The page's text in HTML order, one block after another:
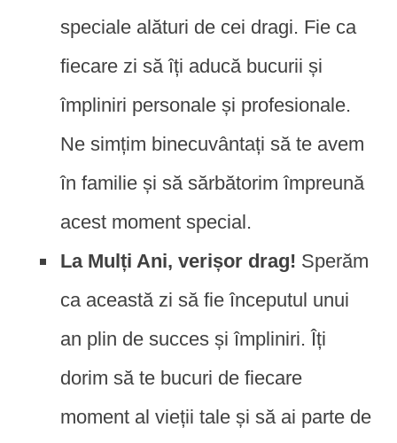
speciale alături de cei dragi. Fie ca
fiecare zi să îți aducă bucurii și
împliniri personale și profesionale.
Ne simțim binecuvântați să te avem
în familie și să sărbătorim împreună
acest moment special.
La Mulți Ani, verișor drag! Sperăm
ca această zi să fie începutul unui
an plin de succes și împliniri. Îți
dorim să te bucuri de fiecare
moment al vieții tale și să ai parte de